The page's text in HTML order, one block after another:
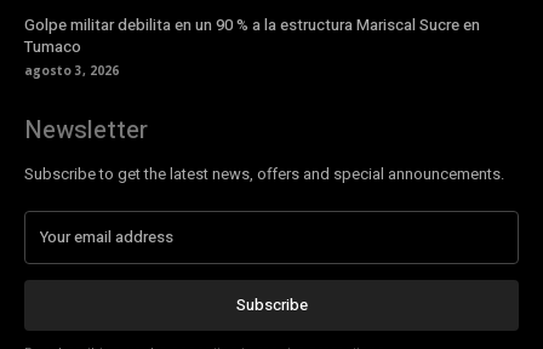
Golpe militar debilita en un 90 % a la estructura Mariscal Sucre en
Tumaco
agosto 3, 2026
Newsletter
Subscribe to get the latest news, offers and special announcements.
Subscribe